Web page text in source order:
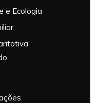
e Ecologia